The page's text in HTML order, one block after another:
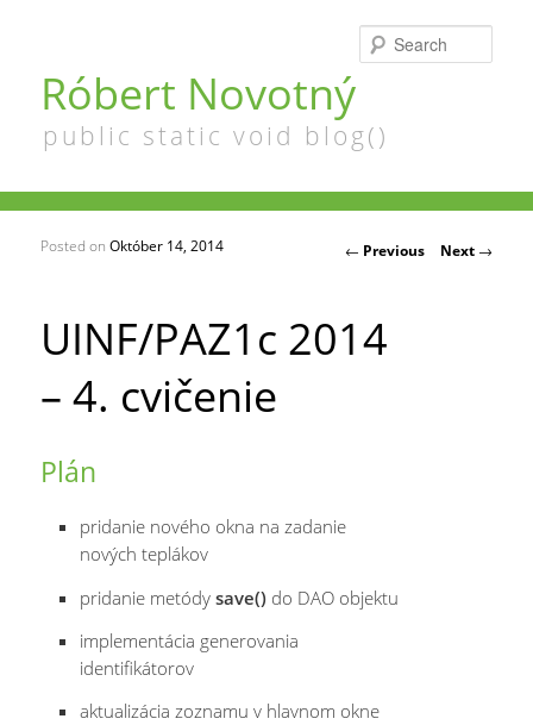
Róbert Novotný
public static void blog()
Post navigation
← Previous Next →
UINF/PAZ1c 2014
– 4. cvičenie
Posted onOktóber 14, 2014
Plán
pridanie nového okna na zadanie
nových teplákov
pridanie metódy save()do DAO objektu
implementácia generovania
identifikátorov
aktualizácia zoznamu v hlavnom okne